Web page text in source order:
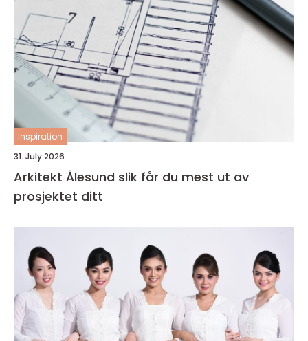
inspiration
31. July 2026
Arkitekt Ålesund slik får du mest ut av
prosjektet ditt